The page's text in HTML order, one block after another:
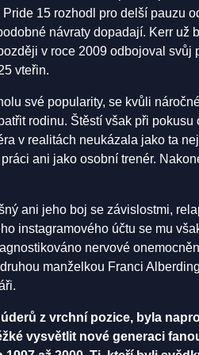
15 rozhodl pro delší pauzu
návraty dopadají. Kerr už
v roce 2009 odbojoval svůj
vteřin.
své popularity, se kvůli
rodinu. Štěstí však při
v realitách neukázala jako ta
ani jako osobní trenér.
ani jeho boj se závislostmi,
instagramového účtu se mu
nervové
manželkou Franci
z vrchní pozice, byla
vysvětlit nové generaci